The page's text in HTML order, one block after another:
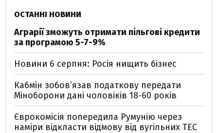
ОСТАННІ НОВИНИ
Аграрії зможуть отримати пільгові кредити
за програмою 5-7-9%
Новини 6 серпня: Росія нищить бізнес
Кабмін зобовʼязав податкову передати
Міноборони дані чоловіків 18-60 років
Єврокомісія попередила Румунію через
наміри відкласти відмову від вугільних ТЕС